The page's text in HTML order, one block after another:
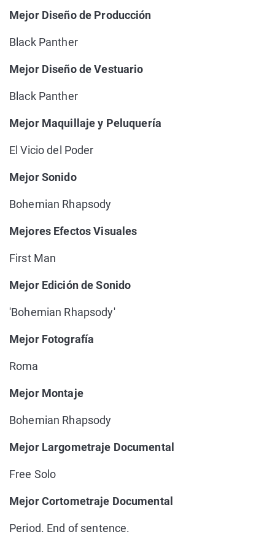
Mejor Diseño de Producción
Black Panther
Mejor Diseño de Vestuario
Black Panther
Mejor Maquillaje y Peluquería
El Vicio del Poder
Mejor Sonido
Bohemian Rhapsody
Mejores Efectos Visuales
First Man
Mejor Edición de Sonido
'Bohemian Rhapsody'
Mejor Fotografía
Roma
Mejor Montaje
Bohemian Rhapsody
Mejor Largometraje Documental
Free Solo
Mejor Cortometraje Documental
Period. End of sentence.